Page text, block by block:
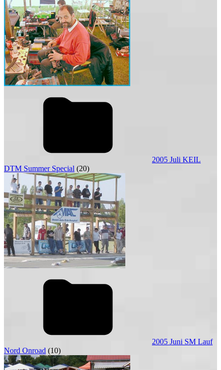
2005 Juli KEIL
DTM Summer Special (20)
2005 Juni SM Lauf
Nord Onroad (10)